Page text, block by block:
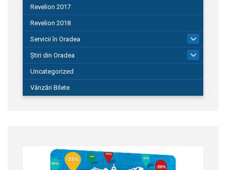
Revelion 2017
Revelion 2018
Servicii în Oradea
Știri din Oradea
Uncategorized
Vânzări Bilete